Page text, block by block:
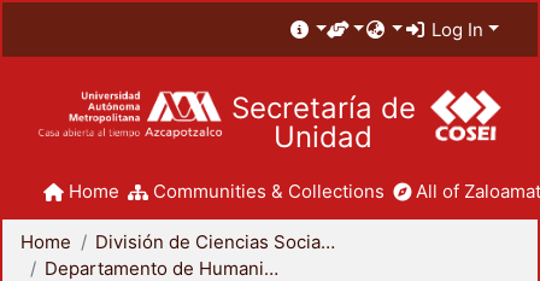
Log In
Secretaría de
Unidad
Home Communities & Collections All of
Home
División de Ciencias Sociales y Humanidades
Departamento de Humanidades